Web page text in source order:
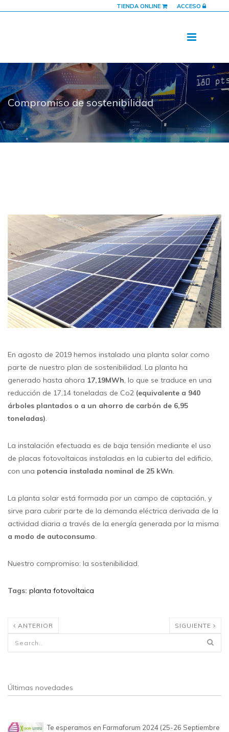
TIENDA ONLINE ACCESO
Compromiso de sostenibilidad
En agosto de 2019 hemos instalado una planta solar como
parte de nuestro plan de sostenibilidad. La planta ha
generado hasta ahora 17,19MWh, lo que se traduce en una
reducción de 17,14 toneladas de Co2 (equivalente a 940
árboles plantados o a un ahorro de carbón de 6,95
toneladas).
La instalación efectuada es de baja tensión mediante el uso
de placas fotovoltaicas instaladas en la cubierta del edificio,
con una potencia instalada nominal de 25 kWn.
La planta solar está formada por un campo de captación, y
sirve para cubrir parte de la demanda eléctrica derivada de la
actividad diaria a través de la energía generada por la misma
a modo de autoconsumo.
Nuestro compromiso: la sostenibilidad.
Tags: planta fotovoltaica
ANTERIOR SIGUIENTE
Formulario de búsqueda
Últimas novedades
Te esperamos en Farmaforum 2024 (25-26 Septiembre